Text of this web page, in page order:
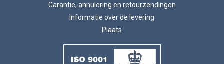
Garantie, annulering en retourzendingen
Informatie over de levering
Plaats